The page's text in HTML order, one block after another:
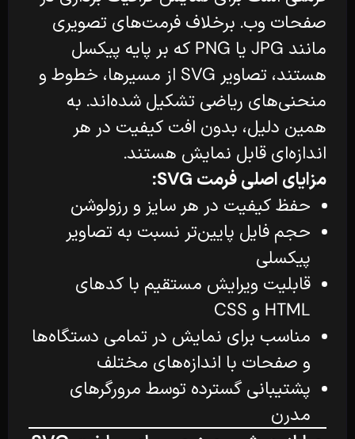
صفحات وب. برخلاف فرمت‌های تصویری
مانند JPG یا PNG که بر پایه پیکسل
هستند، تصاویر SVG از مسیرها، خطوط و
منحنی‌های ریاضی تشکیل شده‌اند. به
همین دلیل، بدون افت کیفیت در هر
اندازه‌ای قابل نمایش هستند.
مزایای اصلی فرمت SVG:
حفظ کیفیت در هر سایز و رزولوشن
حجم فایل پایین‌تر نسبت به تصاویر
پیکسلی
قابلیت ویرایش مستقیم با کدهای
HTML و CSS
مناسب برای نمایش در تمامی دستگاه‌ها
و صفحات با اندازه‌های مختلف
پشتیبانی گسترده توسط مرورگرهای
مدرن